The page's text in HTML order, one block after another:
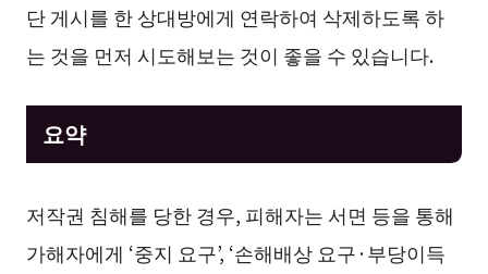
단 게시를 한 상대방에게 연락하여 삭제하도록 하
는 것을 먼저 시도해보는 것이 좋을 수 있습니다.
요약
저작권 침해를 당한 경우, 피해자는 서면 등을 통해
가해자에게 ‘중지 요구’, ‘손해배상 요구·부당이득